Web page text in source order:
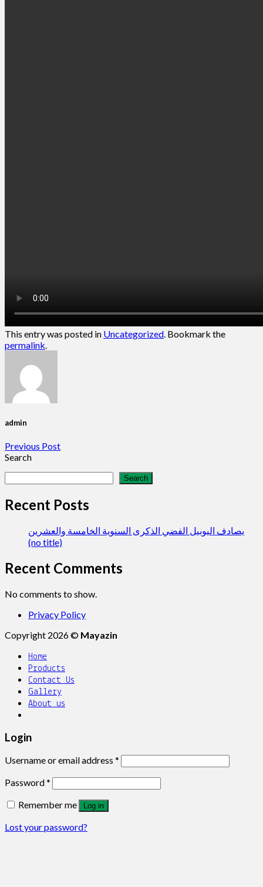
This entry was posted in Uncategorized. Bookmark the
permalink.
admin
Previous Post
Search
Search
Recent Posts
يصادف اليوبيل الفضي الذكرى السنوية الخامسة والعشرين
(no title)
Recent Comments
No comments to show.
Privacy Policy
Copyright 2026 © Mayazin
Home
Products
Contact Us
Gallery
About us
Login
Username or email address *
Password*
Remember me
Log in
Lost your password?